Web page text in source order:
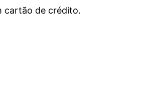
cartão de crédito.